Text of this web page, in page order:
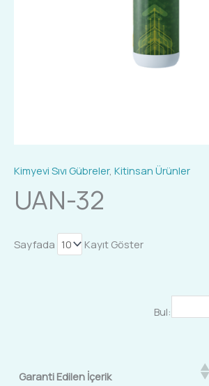
Kimyevi Sıvı Gübreler, Kitinsan Ürünler
UAN-32
Sayfada Kayıt Göster
Bul:
Garanti Edilen İçerik